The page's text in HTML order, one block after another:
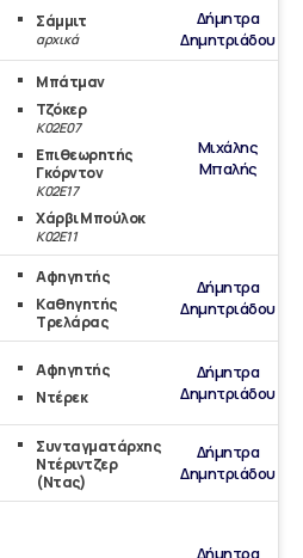
Σάμμιτ
αρχικά
Δήμητρα
Δημητριάδου
Μπάτμαν
Τζόκερ
Κ02Ε07
Επιθεωρητής
Γκόρντον
Κ02Ε17
Χάρβι Μπούλοκ
Κ02Ε11
Μιχάλης
Μπαλής
Αφηγητής
Καθηγητής
Τρελάρας
Δήμητρα
Δημητριάδου
Αφηγητής
Ντέρεκ
Δήμητρα
Δημητριάδου
Συνταγματάρχης
Ντέριντζερ
(Ντας)
Δήμητρα
Δημητριάδου
Δήμητρα